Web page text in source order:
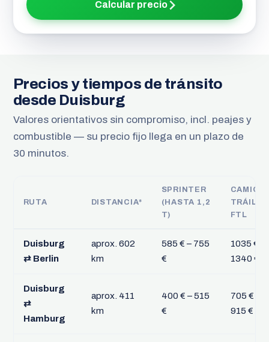
Calcular precio
Precios y tiempos de tránsito
desde Duisburg
Valores orientativos sin compromiso, incl. peajes y
combustible — su precio fijo llega en un plazo de
30 minutos.
RUTA DISTANCIA*
SPRINTER
(HASTA 1,2
T)
CAMIÓN
TRÁILER
FTL
Duisburg
⇄ Berlin
aprox. 602
km
585 € – 755
€
1035 € –
1340 €
Duisburg
⇄
Hamburg
aprox. 411
km
400 € – 515
€
705 € –
915 €